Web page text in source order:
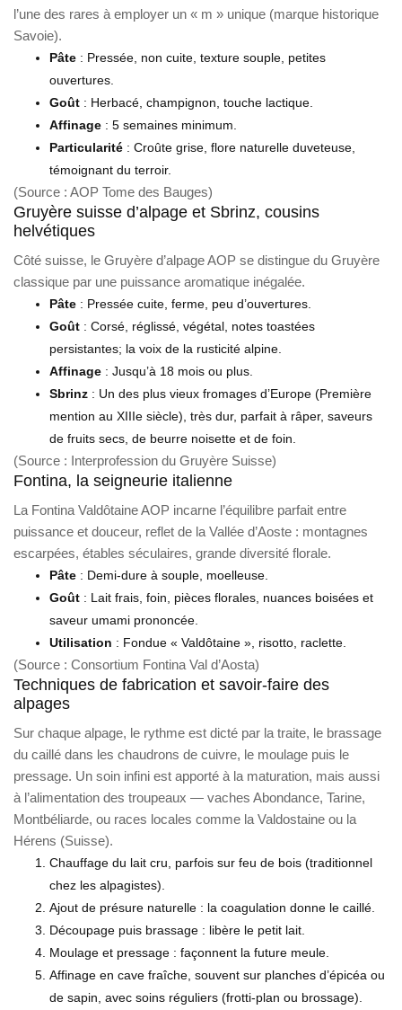
l’une des rares à employer un « m » unique (marque historique
Savoie).
Pâte : Pressée, non cuite, texture souple, petites
ouvertures.
Goût : Herbacé, champignon, touche lactique.
Affinage : 5 semaines minimum.
Particularité : Croûte grise, flore naturelle duveteuse,
témoignant du terroir.
(Source : AOP Tome des Bauges)
Gruyère suisse d’alpage et Sbrinz, cousins
helvétiques
Côté suisse, le Gruyère d’alpage AOP se distingue du Gruyère
classique par une puissance aromatique inégalée.
Pâte : Pressée cuite, ferme, peu d’ouvertures.
Goût : Corsé, réglissé, végétal, notes toastées
persistantes; la voix de la rusticité alpine.
Affinage : Jusqu’à 18 mois ou plus.
Sbrinz : Un des plus vieux fromages d’Europe (Première
mention au XIIIe siècle), très dur, parfait à râper, saveurs
de fruits secs, de beurre noisette et de foin.
(Source : Interprofession du Gruyère Suisse)
Fontina, la seigneurie italienne
La Fontina Valdôtaine AOP incarne l’équilibre parfait entre
puissance et douceur, reflet de la Vallée d’Aoste : montagnes
escarpées, étables séculaires, grande diversité florale.
Pâte : Demi-dure à souple, moelleuse.
Goût : Lait frais, foin, pièces florales, nuances boisées et
saveur umami prononcée.
Utilisation : Fondue « Valdôtaine », risotto, raclette.
(Source : Consortium Fontina Val d’Aosta)
Techniques de fabrication et savoir-faire des
alpages
Sur chaque alpage, le rythme est dicté par la traite, le brassage
du caillé dans les chaudrons de cuivre, le moulage puis le
pressage. Un soin infini est apporté à la maturation, mais aussi
à l’alimentation des troupeaux — vaches Abondance, Tarine,
Montbéliarde, ou races locales comme la Valdostaine ou la
Hérens (Suisse).
Chauffage du lait cru, parfois sur feu de bois (traditionnel
chez les alpagistes).
Ajout de présure naturelle : la coagulation donne le caillé.
Découpage puis brassage : libère le petit lait.
Moulage et pressage : façonnent la future meule.
Affinage en cave fraîche, souvent sur planches d’épicéa ou
de sapin, avec soins réguliers (frotti-plan ou brossage).